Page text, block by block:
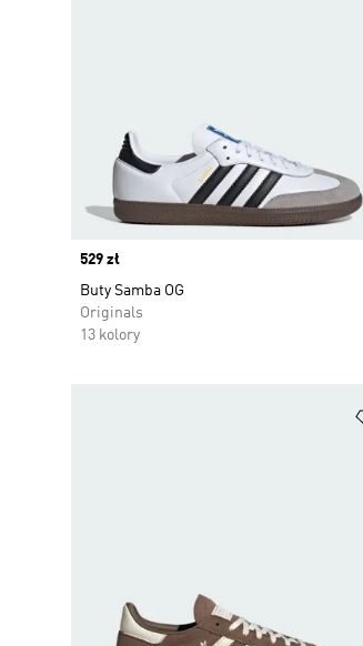
Price
529 zł
Buty Samba OG
Originals
13 kolory